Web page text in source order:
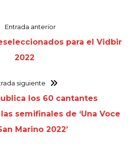
Entrada anterior
para el Vidbir
2022
siguiente
los 60 cantantes
semifinales de ‘Una Voce
Marino 2022’